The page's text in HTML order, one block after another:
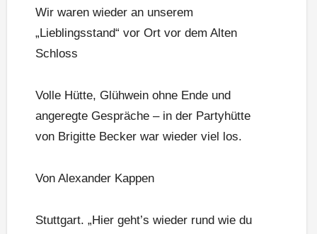
Wir waren wieder an unserem
„Lieblingsstand“ vor Ort vor dem Alten
Schloss
Volle Hütte, Glühwein ohne Ende und
angeregte Gespräche – in der Partyhütte
von Brigitte Becker war wieder viel los.
Von Alexander Kappen
Stuttgart. „Hier geht’s wieder rund wie du